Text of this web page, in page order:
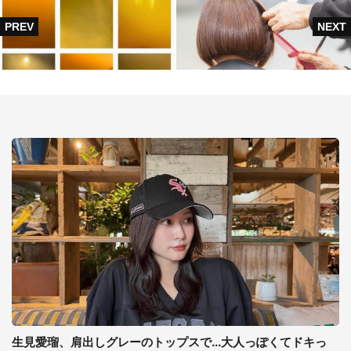
生見愛瑠、肩出しグレーのトップスで...大人っぽくてドキっ